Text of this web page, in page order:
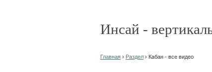
Инсай -
Главная › Раздел › Кабан - все видео